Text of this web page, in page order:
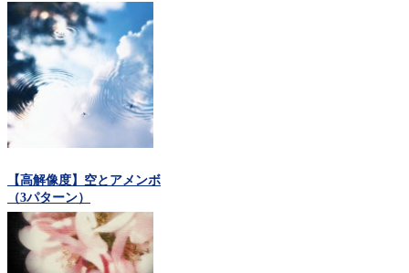
【高解像度】空とアメンボ
（3パターン）